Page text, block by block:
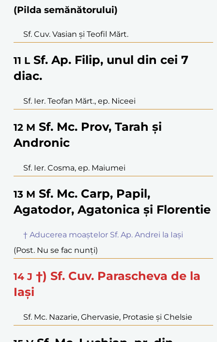
(Pilda semănătorului)
Sf. Cuv. Vasian și Teofil Mărt.
11 L Sf. Ap. Filip, unul din cei 7
diac.
Sf. Ier. Teofan Mărt., ep. Niceei
12 M Sf. Mc. Prov, Tarah și
Andronic
Sf. Ier. Cosma, ep. Maiumei
13 M Sf. Mc. Carp, Papil,
Agatodor, Agatonica și Florentie
† Aducerea moaștelor Sf. Ap. Andrei la Iași
(Post. Nu se fac nunți)
14 J †) Sf. Cuv. Parascheva de la
Iași
Sf. Mc. Nazarie, Ghervasie, Protasie și Chelsie